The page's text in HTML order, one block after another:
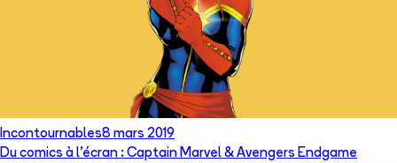
Incontournables8 mars 2019
Du comics à l’écran : Captain Marvel & Avengers Endgame